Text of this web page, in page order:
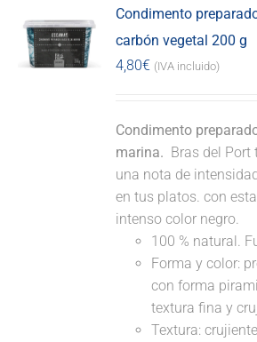
Condimento
carbón vegetal 200 g
4,80€ (IVA incluido)
Condimento
marina. Bras del Port
una nota de
en tus platos. con
intenso color negro.
100 % natural.
Forma y color:
con forma
textura fina y
Textura: